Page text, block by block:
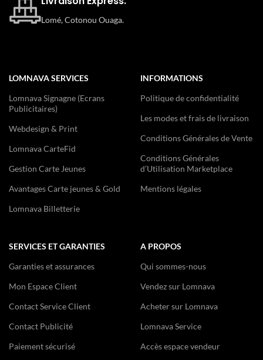
Lomé, Cotonou Ouaga.
LOMNAVA SERVICES
Lomnava Signagne (Ecrans
Publicitaires)
Webdesign & Print
Lomnava CarteFid
Gestion Carte Jeunes
Avantages Carte jeunes & Gold
Lomnava Billetterie
INFORMATIONS
Politique de confidentialité
Les modes et frais de livraison
Conditions Générales de Vente
Conditions Générales
d’Utilisation Marketplace
Mentions légales
SERVICES ET GARANTIES
Garanties et assurances
Mon Espace Client
Contact Service Client
Contact Publicité
Paiement sécurisé
A PROPOS
Qui sommes-nous
Vendez sur Lomnava
Acheter sur Lomnava
Lomnava Service
Accès espace vendeur